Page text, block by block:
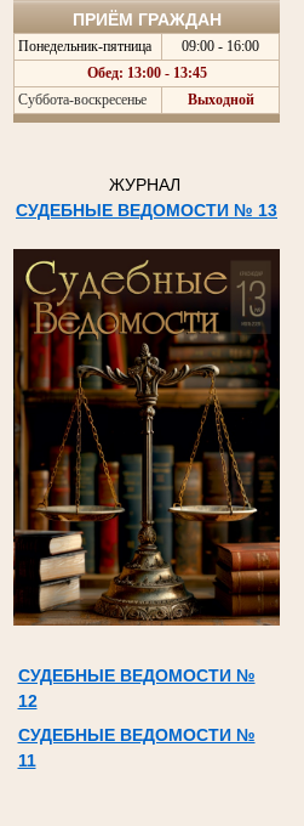
ПРИЁМ ГРАЖДАН
Понедельник-пятница
09:00 - 16:00
Обед: 13:00 - 13:45
Суббота-воскресенье
Выходной
ЖУРНАЛ
СУДЕБНЫЕ ВЕДОМОСТИ № 13
СУДЕБНЫЕ ВЕДОМОСТИ №
12
СУДЕБНЫЕ ВЕДОМОСТИ №
11